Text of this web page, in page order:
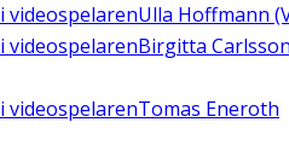
i videospelarenUlla Hoffmann
i videospelarenBirgitta
i videospelarenTomas Eneroth